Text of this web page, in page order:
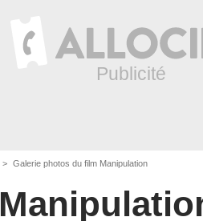
Galerie photos du film Manipulation